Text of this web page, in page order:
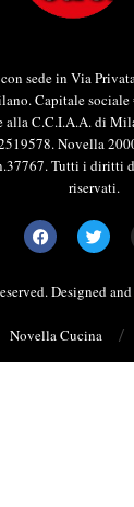
sede in Via
Capitale sociale
alla C.C.I.A.A. di
Novella
Tutti i diritti
riservati.
Designed
Novella Cucina